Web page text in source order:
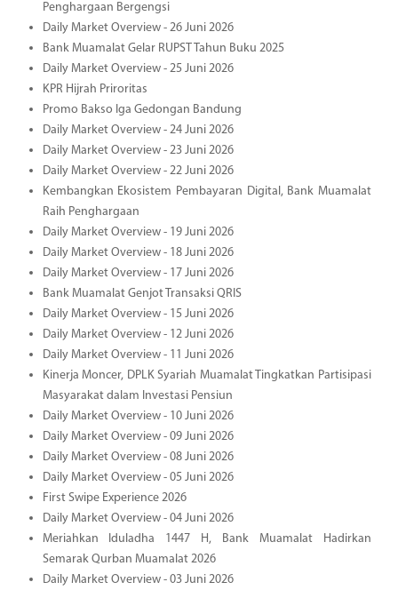
Penghargaan Bergengsi
Daily Market Overview - 26 Juni 2026
Bank Muamalat Gelar RUPST Tahun Buku 2025
Daily Market Overview - 25 Juni 2026
KPR Hijrah Priroritas
Promo Bakso Iga Gedongan Bandung
Daily Market Overview - 24 Juni 2026
Daily Market Overview - 23 Juni 2026
Daily Market Overview - 22 Juni 2026
Kembangkan Ekosistem Pembayaran Digital, Bank Muamalat
Raih Penghargaan
Daily Market Overview - 19 Juni 2026
Daily Market Overview - 18 Juni 2026
Daily Market Overview - 17 Juni 2026
Bank Muamalat Genjot Transaksi QRIS
Daily Market Overview - 15 Juni 2026
Daily Market Overview - 12 Juni 2026
Daily Market Overview - 11 Juni 2026
Kinerja Moncer, DPLK Syariah Muamalat Tingkatkan Partisipasi
Masyarakat dalam Investasi Pensiun
Daily Market Overview - 10 Juni 2026
Daily Market Overview - 09 Juni 2026
Daily Market Overview - 08 Juni 2026
Daily Market Overview - 05 Juni 2026
First Swipe Experience 2026
Daily Market Overview - 04 Juni 2026
Meriahkan Iduladha 1447 H, Bank Muamalat Hadirkan
Semarak Qurban Muamalat 2026
Daily Market Overview - 03 Juni 2026